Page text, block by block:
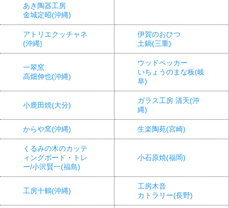
あき陶器工房
金城定昭(沖縄)
アトリエクッチャネ
(沖縄)
伊賀のおひつ
土鍋(三重)
一翠窯
高畑伸也(沖縄)
ウッドペッカー
いちょうのまな板(岐
阜)
小鹿田焼(大分)
ガラス工房 清天(沖
縄)
からや窯(沖縄) 生楽陶苑(宮崎)
くるみの木のカッテ
ィングボード・トレ
ー/小沢賢一(福島)
小石原焼(福岡)
工房十鶴(沖縄)
工房木音
カトラリー(長野)